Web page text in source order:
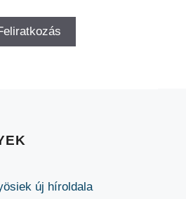
új híroldala